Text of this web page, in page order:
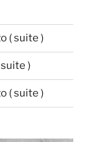
( suite )
)
( suite )